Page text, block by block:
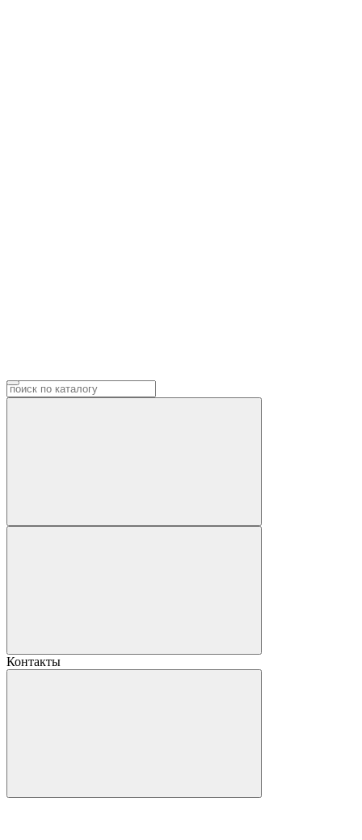
Контакты